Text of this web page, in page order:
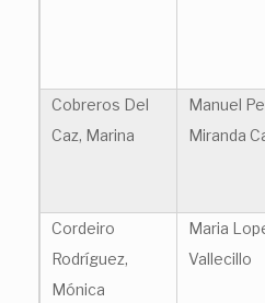
Cobreros Del
Caz, Marina
Manuel
Miranda
Cordeiro
Rodríguez,
Mónica
Maria
Vallecillo